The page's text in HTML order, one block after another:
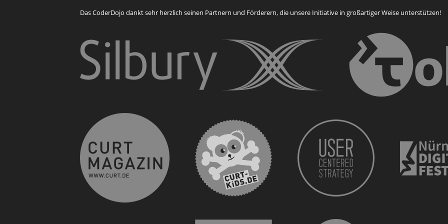
Das CoderDojo dankt sehr herzlich seinen Partnern und Förderern, die unsere Initiative in großartiger Weise unterstützen!